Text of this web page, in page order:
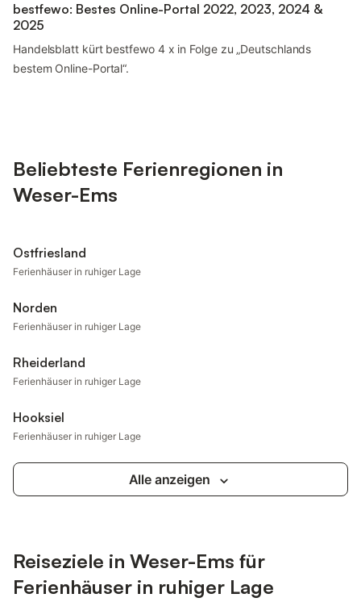
bestfewo: Bestes Online-Portal 2022, 2023, 2024 &
2025
Handelsblatt kürt bestfewo 4 x in Folge zu „Deutschlands
bestem Online-Portal“.
Beliebteste Ferienregionen in
Weser-Ems
Ostfriesland
Ferienhäuser in ruhiger Lage
Norden
Ferienhäuser in ruhiger Lage
Rheiderland
Ferienhäuser in ruhiger Lage
Hooksiel
Ferienhäuser in ruhiger Lage
Alle anzeigen
Reiseziele in Weser-Ems für
Ferienhäuser in ruhiger Lage